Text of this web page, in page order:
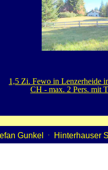
1,5 Zi. Fewo in Lenzerheide
CH - max. 2 Pers. mit
Gunkel . Hinterhauser